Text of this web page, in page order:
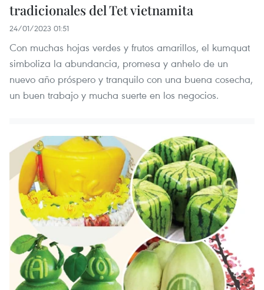
tradicionales del Tet vietnamita
24/01/2023 01:51
Con muchas hojas verdes y frutos amarillos, el kumquat
simboliza la abundancia, promesa y anhelo de un
nuevo año próspero y tranquilo con una buena cosecha,
un buen trabajo y mucha suerte en los negocios.